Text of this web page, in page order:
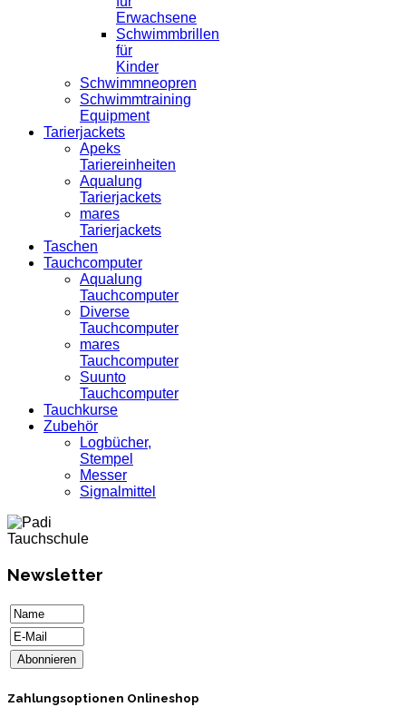
Erwachsene
Schwimmbrillen
für
Kinder
Schwimmneopren
Schwimmtraining
Equipment
Tarierjackets
Apeks
Tariereinheiten
Aqualung
Tarierjackets
mares
Tarierjackets
Taschen
Tauchcomputer
Aqualung
Tauchcomputer
Diverse
Tauchcomputer
mares
Tauchcomputer
Suunto
Tauchcomputer
Tauchkurse
Zubehör
Logbücher,
Stempel
Messer
Signalmittel
Newsletter
Zahlungsoptionen Onlineshop